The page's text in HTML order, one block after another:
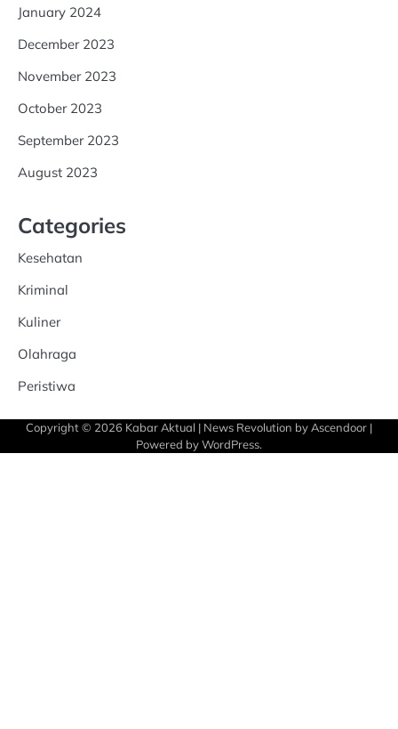
January 2024
December 2023
November 2023
October 2023
September 2023
August 2023
Categories
Kesehatan
Kriminal
Kuliner
Olahraga
Peristiwa
Copyright © 2026 Kabar Aktual | News Revolution by Ascendoor |
Powered byWordPress.